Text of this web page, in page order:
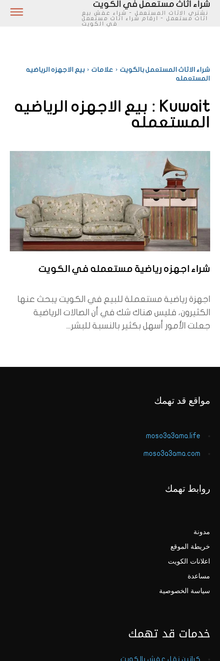
شراء اثاث مستعمل في الكويت
نشتري الاثاث المستعمل - شراء عفش بيع
اثاث مستعمل - ارقام شراء اثاث مستعمل
في الكويت
شراء الاثاث المستعمل بالكويت علامات
بيع الاجهزه الرياضيه
المستعمله
Kuwait :
بيع الاجهزه الرياضيه
المستعمله
شراء اجهزه رياضية مستعمله في الكويت
اجهزة رياضية مستعملة للبيع في الكويت يبحث عنها
الكثيرون، فليس هناك شك في أن الصالات الرياضية
جعلت الأمور أسهل بكثير بالنسبة للبشر...
مواقع قد تهمك
moso3a3ama.life
moso3a3ama.com
روابط تهمك
مدونة
خريطة الموقع
اعلانات الكويت
مساعدة
سياسة الخصوصية
خدمات قد تهمك
كراتين نقل عفش بالكويت